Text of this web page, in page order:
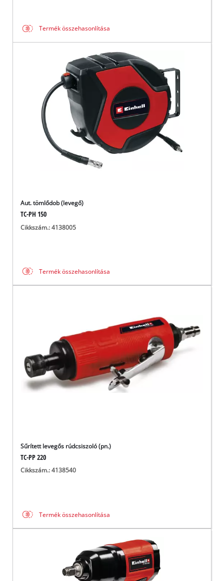
Termék összehasonlítása
Aut. tömlődob (levegő)
TC-PH 150
Cikkszám.: 4138005
Termék összehasonlítása
Sűrített levegős rúdcsiszoló (pn.)
TC-PP 220
Cikkszám.: 4138540
Termék összehasonlítása